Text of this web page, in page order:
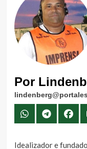
Por
Idealizador e